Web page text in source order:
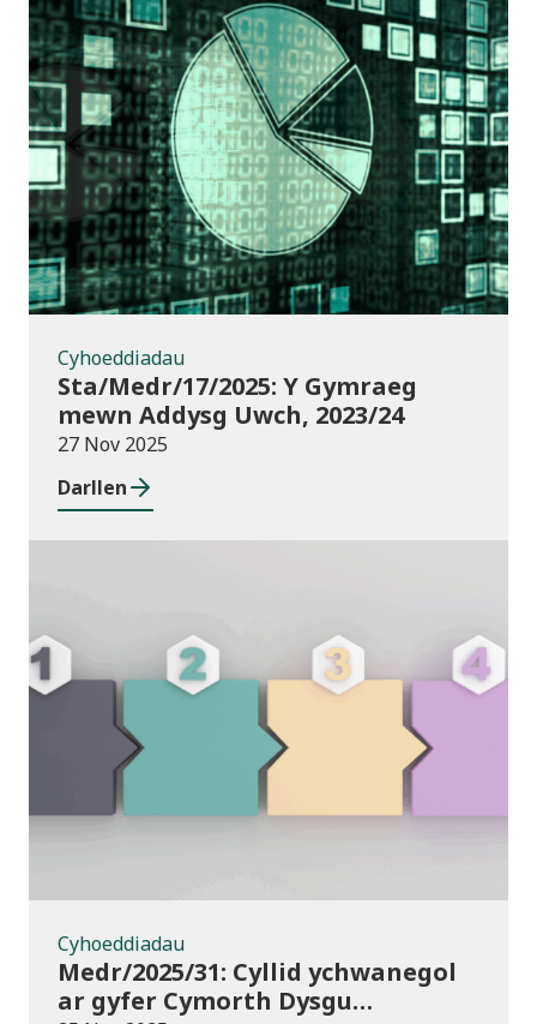
Cyhoeddiadau
Cyhoeddiadau
Sta/Medr/17/2025: Y Gymraeg
mewn Addysg Uwch, 2023/24
27 Nov 2025
Darllen
Cyhoeddiadau
Cyhoeddiadau
Medr/2025/31: Cyllid ychwanegol
ar gyfer Cymorth Dysgu